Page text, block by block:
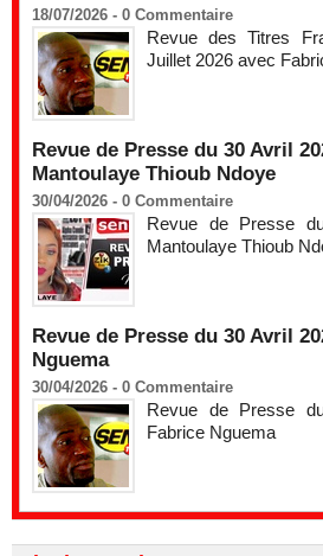
18/07/2026 - 0 Commentaire
Revue des Titres
Juillet 2026 avec
Revue de Presse du 30 Avril
Mantoulaye Thioub Ndoye
30/04/2026 - 0 Commentaire
Revue de Presse
Mantoulaye Thioub
Revue de Presse du 30 Avril
Nguema
30/04/2026 - 0 Commentaire
Revue de Presse
Fabrice Nguema